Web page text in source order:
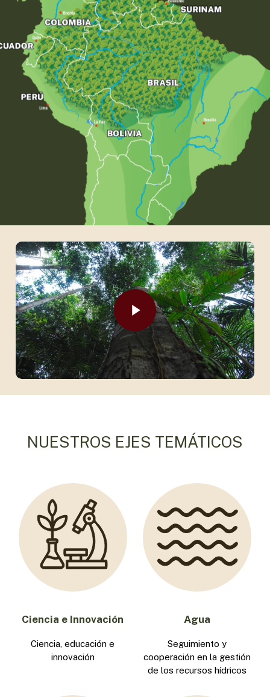
Play Video
Play Video
NUESTROS EJES TEMÁTICOS
Ciencia e Innovación
Ciencia, educación e
innovación
Agua
Seguimiento y
cooperación en la gestión
de los recursos hídricos